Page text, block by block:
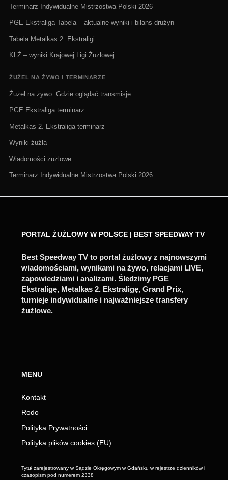
Terminarz Indywidualne Mistrzostwa Polski 2026
PGE Ekstraliga Tabela – aktualne wyniki i bilans drużyn
Tabela Metalkas 2. Ekstraligi
KLŻ – wyniki Krajowej Ligi Żużlowej
ŻUŻEL NA ŻYWO I TERMINARZE
Żużel na żywo: Gdzie oglądać transmisje
PGE Ekstraliga terminarz
Metalkas 2. Ekstraliga terminarz
Wyniki żużla
Wiadomości żużlowe
Terminarz Indywidualne Mistrzostwa Polski 2026
PORTAL ŻUŻLOWY W POLSCE | BEST SPEEDWAY TV
Best Speedway TV to portal żużlowy z najnowszymi
wiadomościami, wynikami na żywo, relacjami LIVE,
zapowiedziami i analizami. Śledzimy PGE
Ekstraligę, Metalkas 2. Ekstraligę, Grand Prix,
turnieje indywidualne i najważniejsze transfery
żużlowe.
MENU
Kontakt
Rodo
Polityka Prywatności
Polityka plików cookies (EU)
Tytuł zarejestrowany w Sądzie Okręgowym w Gdańsku w rejestrze dzienników i
czasopism pod numerem 2338